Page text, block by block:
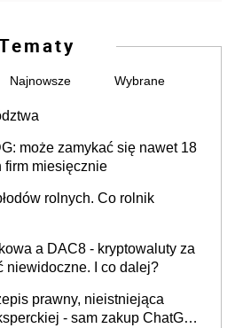
Najnowsze Wybrane
może zamykać się nawet 18
firm miesięcznie
rolnych. Co rolnik
a DAC8 - kryptowaluty za
niewidoczne. I co dalej?
prawny, nieistniejąca
- sam zakup ChatGPT